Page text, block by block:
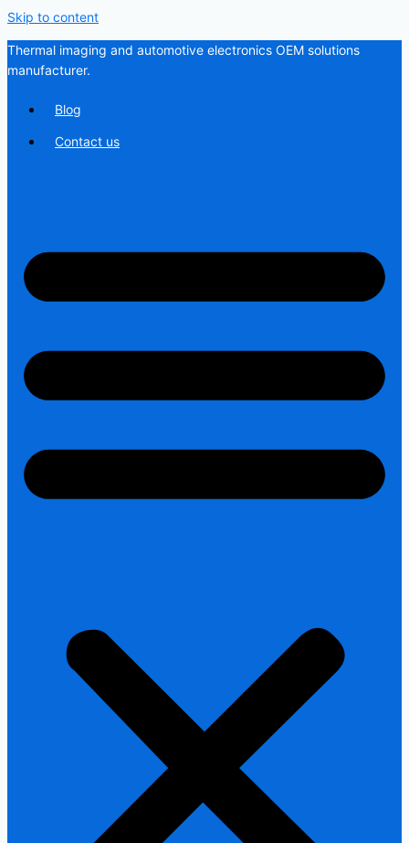
Skip to content
Thermal imaging and automotive electronics OEM solutions
manufacturer.
Blog
Contact us